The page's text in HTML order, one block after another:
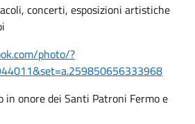
concerti, esposizioni artistiche
photo/?
in onore dei Santi Patroni Fermo e